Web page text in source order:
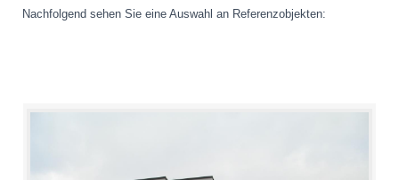
Nachfolgend sehen Sie eine Auswahl an Referenzobjekten: